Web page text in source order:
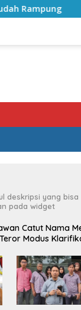
deskripsi yang bisa
pada widget
Catut Nama
Modus